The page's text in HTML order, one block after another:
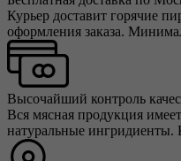
Курьер доставит горячие
оформления заказа.
Высочайший контроль
Вся мясная продукция
натуральные ингридиенты.